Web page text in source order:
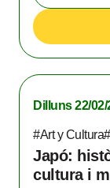
Dilluns 22/02/
#Art y Cultura
Japó:
cultura i